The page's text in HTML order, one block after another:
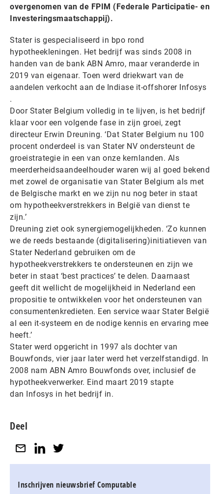
overgenomen van de FPIM (Federale Participatie- en
Investeringsmaatschappij).
Stater is gespecialiseerd in bpo rond
hypotheekleningen. Het bedrijf was sinds 2008 in
handen van de bank ABN Amro, maar veranderde in
2019 van eigenaar. Toen werd driekwart van de
aandelen verkocht aan de Indiase it-offshorer Infosys
.
Door Stater Belgium volledig in te lijven, is het bedrijf
klaar voor een volgende fase in zijn groei, zegt
directeur Erwin Dreuning. ‘Dat Stater Belgium nu 100
procent onderdeel is van Stater NV ondersteunt de
groeistrategie in een van onze kernlanden. Als
meerderheidsaandeelhouder waren wij al goed bekend
met zowel de organisatie van Stater Belgium als met
de Belgische markt en we zijn nu nog beter in staat
om hypotheekverstrekkers in België van dienst te
zijn.’
Dreuning ziet ook synergiemogelijkheden. ‘Zo kunnen
we de reeds bestaande (digitalisering)initiatieven van
Stater Nederland gebruiken om de
hypotheekverstrekkers te ondersteunen en zijn we
beter in staat ‘best practices’ te delen. Daarnaast
geeft dit wellicht de mogelijkheid in Nederland een
propositie te ontwikkelen voor het ondersteunen van
consumentenkredieten. Een service waar Stater België
al een it-systeem en de nodige kennis en ervaring mee
heeft.’
Stater werd opgericht in 1997 als dochter van
Bouwfonds, vier jaar later werd het verzelfstandigd. In
2008 nam ABN Amro Bouwfonds over, inclusief de
hypotheekverwerker. Eind maart 2019 stapte
dan Infosys in het bedrijf in.
Deel
Inschrijven nieuwsbrief Computable